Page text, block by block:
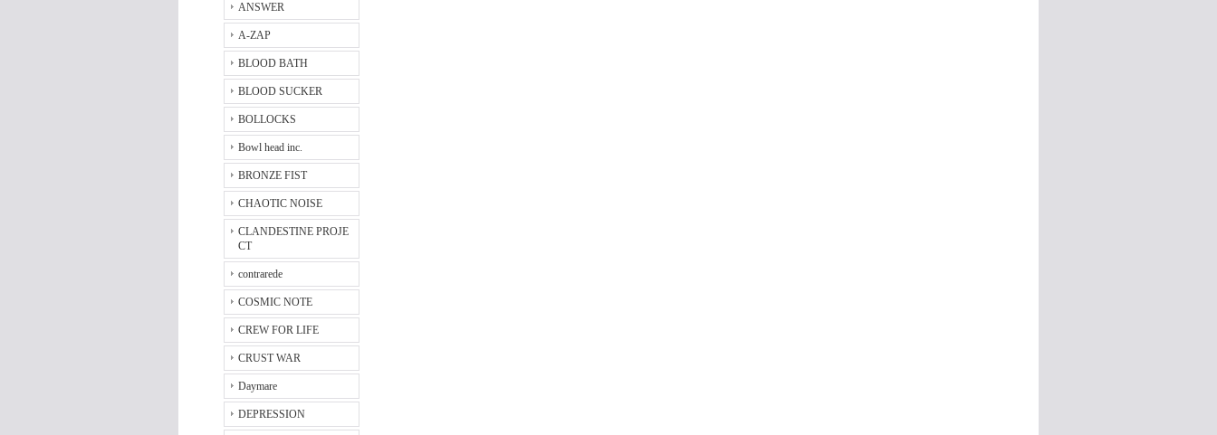
ANSWER
A-ZAP
BLOOD BATH
BLOOD SUCKER
BOLLOCKS
Bowl head inc.
BRONZE FIST
CHAOTIC NOISE
CLANDESTINE PROJE
CT
contrarede
COSMIC NOTE
CREW FOR LIFE
CRUST WAR
Daymare
DEPRESSION